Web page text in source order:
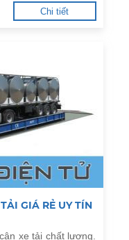
Chi tiết
GIÁ RẺ UY TÍN
xe tải chất lượng.